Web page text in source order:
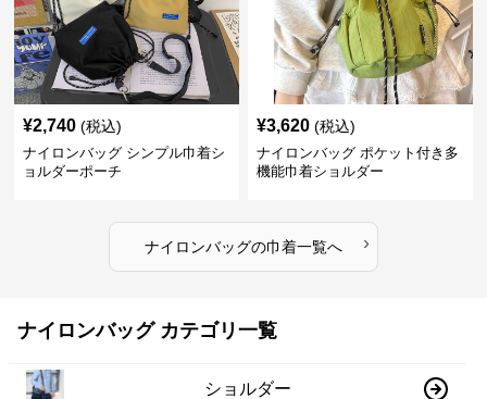
¥2,740 (税込)
ナイロンバッグ シンプル巾着シ
ョルダーポーチ
¥3,620 (税込)
ナイロンバッグ ポケット付き多
機能巾着ショルダー
ナイロンバッグの巾着一覧へ ›
ナイロンバッグ カテゴリ一覧
ショルダー